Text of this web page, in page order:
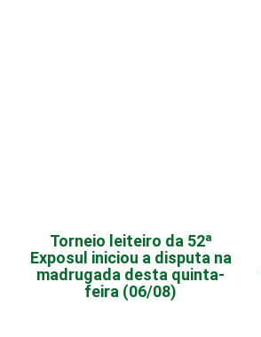
Torneio leiteiro da 52ª
Exposul iniciou a disputa na
madrugada desta quinta-
feira (06/08)